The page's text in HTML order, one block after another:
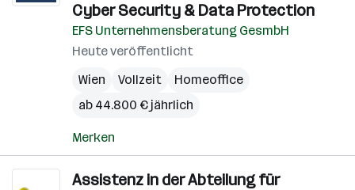
Cyber Security & Data Protection
EFS Unternehmensberatung GesmbH
Heute veröffentlicht
Wien
Vollzeit
Homeoffice
ab 44.800 € jährlich
Merken
Assistenz in der Abteilung für